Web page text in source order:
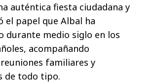
auténtica fiesta ciudadana y
el papel que Albal ha
durante medio siglo en los
acompañando
familiares y
de todo tipo.